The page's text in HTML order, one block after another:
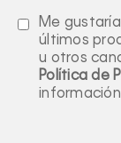
Me
últimos
u otros
Política de